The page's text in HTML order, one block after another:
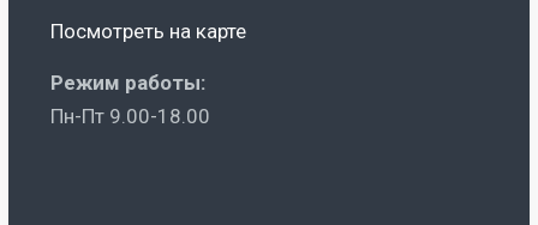
Посмотреть на карте
Режим работы:
Пн-Пт 9.00-18.00